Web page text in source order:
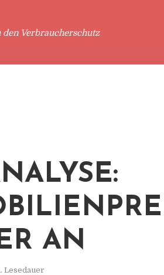
Verbraucherschutz
AN
Lesedauer